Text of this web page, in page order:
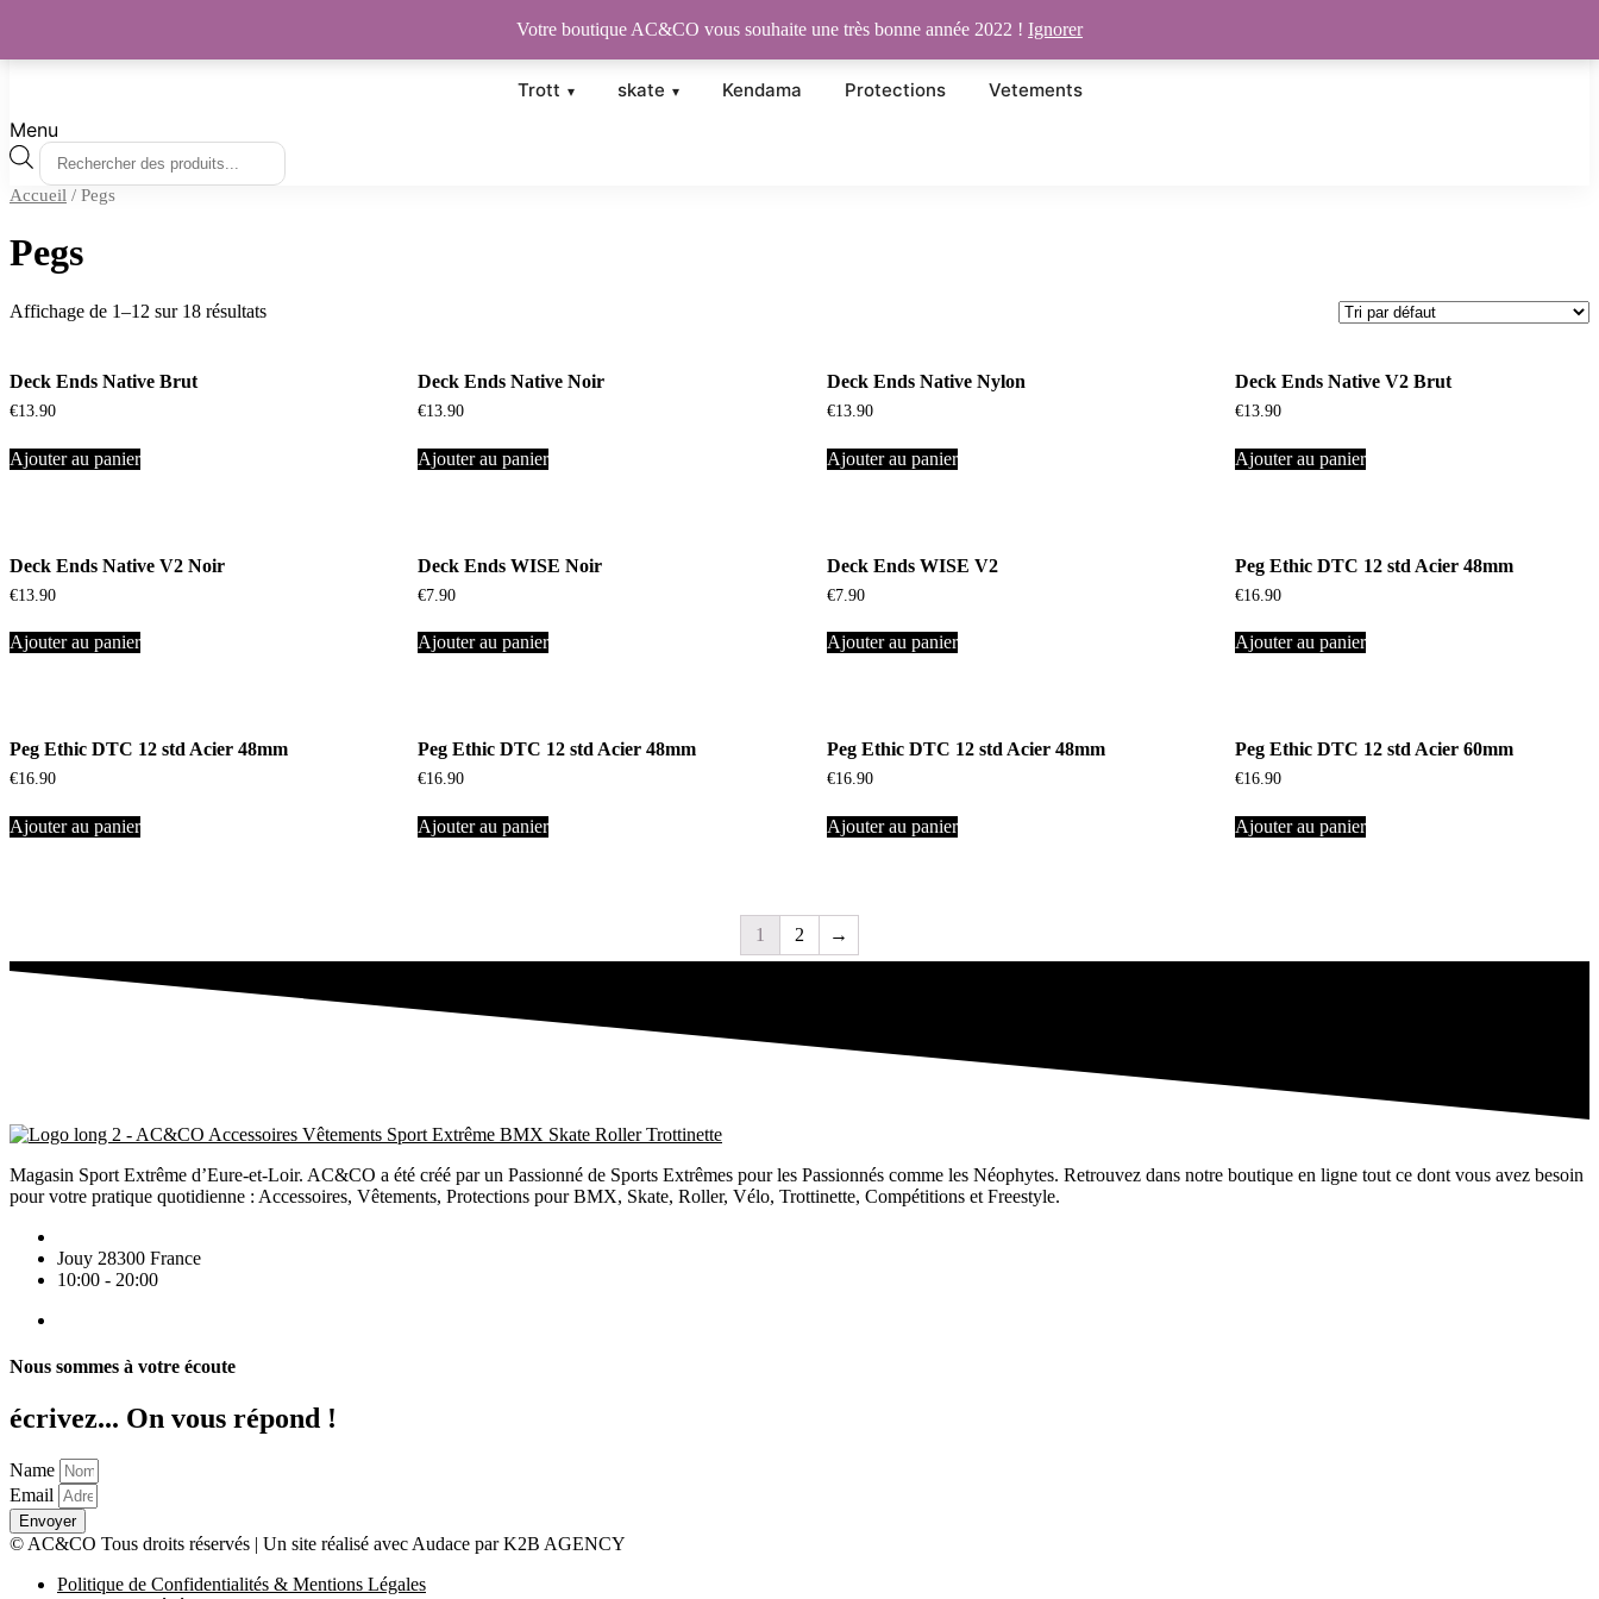
Trott skate Kendama Protections Vetements
Menu
Recherche
de
produits
Accueil / Pegs
Pegs
Affichage de 1–12 sur 18 résultats
Deck Ends Native Brut
€13.90
Ajouter au panier
Deck Ends Native Noir
€13.90
Ajouter au panier
Deck Ends Native Nylon
€13.90
Ajouter au panier
Deck Ends Native V2 Brut
€13.90
Ajouter au panier
Deck Ends Native V2 Noir
€13.90
Ajouter au panier
Deck Ends WISE Noir
€7.90
Ajouter au panier
Deck Ends WISE V2
€7.90
Ajouter au panier
Peg Ethic DTC 12 std Acier 48mm
€16.90
Ajouter au panier
Peg Ethic DTC 12 std Acier 48mm
€16.90
Ajouter au panier
Peg Ethic DTC 12 std Acier 48mm
€16.90
Ajouter au panier
Peg Ethic DTC 12 std Acier 48mm
€16.90
Ajouter au panier
Peg Ethic DTC 12 std Acier 60mm
€16.90
Ajouter au panier
1 2 →
Magasin Sport Extrême d’Eure-et-Loir. AC&CO a été créé par un Passionné de Sports Extrêmes pour les Passionnés comme les Néophytes. Retrouvez dans notre boutique en ligne tout ce dont vous avez besoin
pour votre pratique quotidienne : Accessoires, Vêtements, Protections pour BMX, Skate, Roller, Vélo, Trottinette, Compétitions et Freestyle.
Jouy 28300 France
10:00 - 20:00
Nous sommes à votre écoute
écrivez... On vous répond !
Name
Email
Envoyer
© AC&CO Tous droits réservés | Un site réalisé avec Audace par K2B AGENCY
Politique de Confidentialités & Mentions Légales
Votre boutique AC&CO vous souhaite une très bonne année 2022 ! Ignorer